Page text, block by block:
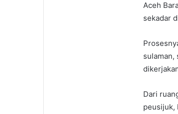
Aceh
sekadar
sulaman,
Dari
peusijuk,